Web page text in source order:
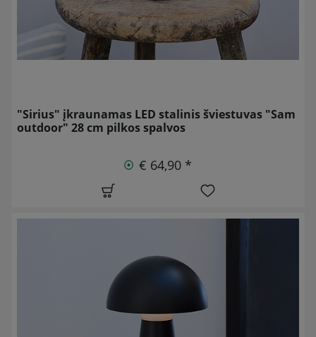
"Sirius" įkraunamas LED stalinis šviestuvas "Sam
outdoor" 28 cm pilkos spalvos
€ 64,90 *